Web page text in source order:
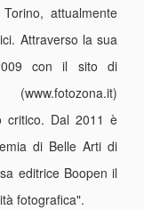
attualmente
Attraverso la sua
con il sito di
critico. Dal 2011 è
di Belle Arti di
editrice Boopen il
fotografica".